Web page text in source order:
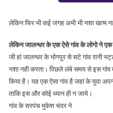
लेकिन फिर भी कई जगह अभी भी नशा खत्म
लेकिन जालन्धर के एक ऐसे गांव के लोगो ने एक
जी हां जालन्धर के भोगपुर से सटे गांव रानी
नशा नही करता। पिछले लंबे समय से इस गांव
किया है। यह एक ऐसा गांव है जहां के युवा
ताकि इस और कोई ध्यान ही न जाये।
गांव के सरपंच मुकेश चंदर ने